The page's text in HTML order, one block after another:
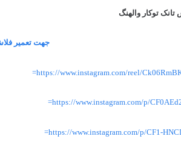
توکار والهنگ
جهت تعمیر فلاش
https://www.instagram.com/reel/
https://www.instagram.com/p/
https://www.instagram.com/p/CF1-